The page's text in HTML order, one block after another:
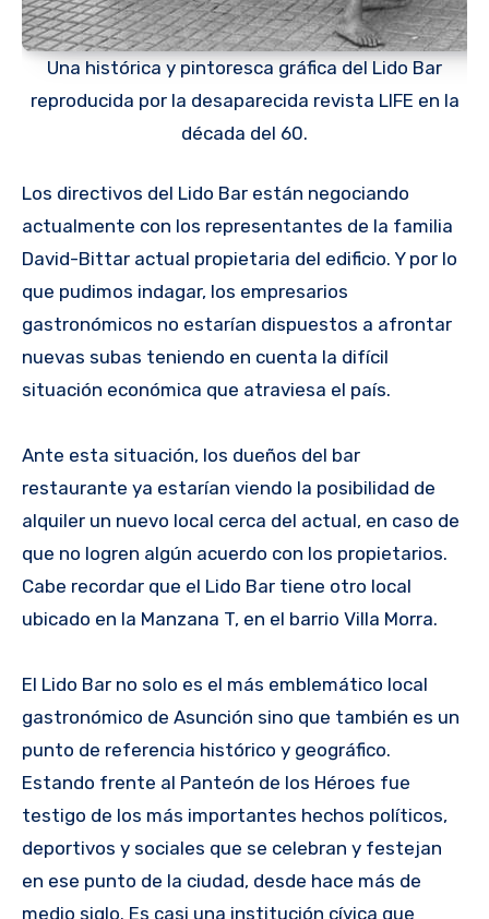
Una histórica y pintoresca gráfica del Lido Bar
reproducida por la desaparecida revista LIFE en la
década del 60.
Los directivos del Lido Bar están negociando
actualmente con los representantes de la familia
David-Bittar actual propietaria del edificio. Y por lo
que pudimos indagar, los empresarios
gastronómicos no estarían dispuestos a afrontar
nuevas subas teniendo en cuenta la difícil
situación económica que atraviesa el país.
Ante esta situación, los dueños del bar
restaurante ya estarían viendo la posibilidad de
alquiler un nuevo local cerca del actual, en caso de
que no logren algún acuerdo con los propietarios.
Cabe recordar que el Lido Bar tiene otro local
ubicado en la Manzana T, en el barrio Villa Morra.
El Lido Bar no solo es el más emblemático local
gastronómico de Asunción sino que también es un
punto de referencia histórico y geográfico.
Estando frente al Panteón de los Héroes fue
testigo de los más importantes hechos políticos,
deportivos y sociales que se celebran y festejan
en ese punto de la ciudad, desde hace más de
medio siglo. Es casi una institución cívica que